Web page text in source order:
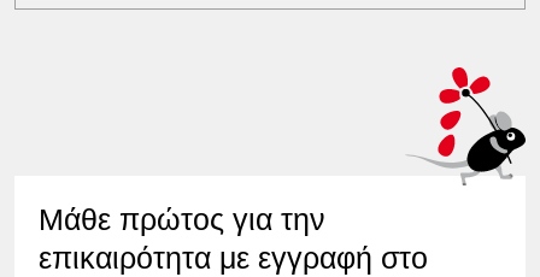
Μάθε πρώτος για την
επικαιρότητα με εγγραφή στο